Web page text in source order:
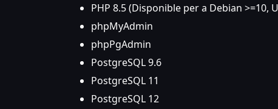
PHP 8.5 (Disponible per a Debian >=10,
phpMyAdmin
phpPgAdmin
PostgreSQL 9.6
PostgreSQL 11
PostgreSQL 12